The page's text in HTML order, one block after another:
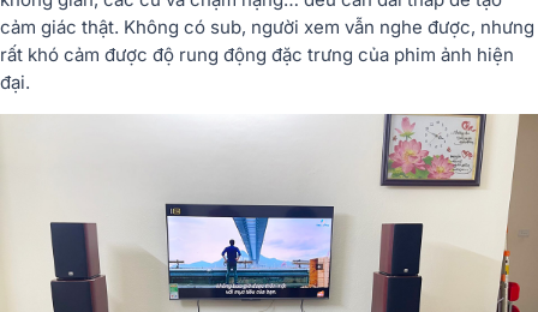
cảm giác thật. Không có sub, người xem vẫn nghe được, nhưng
rất khó cảm được độ rung động đặc trưng của phim ảnh hiện
đại.